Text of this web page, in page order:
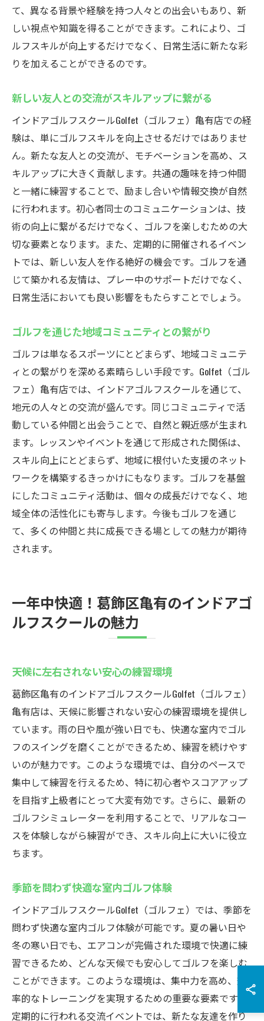
て、異なる背景や経験を持つ人々との出会いもあり、新
しい視点や知識を得ることができます。これにより、ゴ
ルフスキルが向上するだけでなく、日常生活に新たな彩
りを加えることができるのです。
新しい友人との交流がスキルアップに繋がる
インドアゴルフスクールGolfet（ゴルフェ）亀有店での経
験は、単にゴルフスキルを向上させるだけではありませ
ん。新たな友人との交流が、モチベーションを高め、ス
キルアップに大きく貢献します。共通の趣味を持つ仲間
と一緒に練習することで、励まし合いや情報交換が自然
に行われます。初心者同士のコミュニケーションは、技
術の向上に繋がるだけでなく、ゴルフを楽しむための大
切な要素となります。また、定期的に開催されるイベン
トでは、新しい友人を作る絶好の機会です。ゴルフを通
じて築かれる友情は、プレー中のサポートだけでなく、
日常生活においても良い影響をもたらすことでしょう。
ゴルフを通じた地域コミュニティとの繋がり
ゴルフは単なるスポーツにとどまらず、地域コミュニテ
ィとの繋がりを深める素晴らしい手段です。Golfet（ゴル
フェ）亀有店では、インドアゴルフスクールを通じて、
地元の人々との交流が盛んです。同じコミュニティで活
動している仲間と出会うことで、自然と親近感が生まれ
ます。レッスンやイベントを通じて形成された関係は、
スキル向上にとどまらず、地域に根付いた支援のネット
ワークを構築するきっかけにもなります。ゴルフを基盤
にしたコミュニティ活動は、個々の成長だけでなく、地
域全体の活性化にも寄与します。今後もゴルフを通じ
て、多くの仲間と共に成長できる場としての魅力が期待
されます。
一年中快適！葛飾区亀有のインドアゴ
ルフスクールの魅力
天候に左右されない安心の練習環境
葛飾区亀有のインドアゴルフスクールGolfet（ゴルフェ）
亀有店は、天候に影響されない安心の練習環境を提供し
ています。雨の日や風が強い日でも、快適な室内でゴル
フのスイングを磨くことができるため、練習を続けやす
いのが魅力です。このような環境では、自分のペースで
集中して練習を行えるため、特に初心者やスコアアップ
を目指す上級者にとって大変有効です。さらに、最新の
ゴルフシミュレーターを利用することで、リアルなコー
スを体験しながら練習ができ、スキル向上に大いに役立
ちます。
季節を問わず快適な室内ゴルフ体験
インドアゴルフスクールGolfet（ゴルフェ）では、季節を
問わず快適な室内ゴルフ体験が可能です。夏の暑い日や
冬の寒い日でも、エアコンが完備された環境で快適に練
習できるため、どんな天候でも安心してゴルフを楽しむ
ことができます。このような環境は、集中力を高め、効
率的なトレーニングを実現するための重要な要素です。
定期的に行われる交流イベントでは、新たな友達を作り